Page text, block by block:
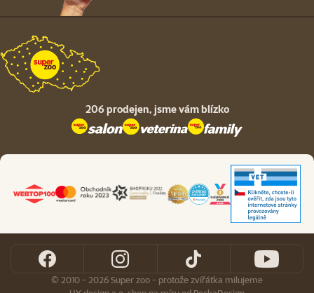
206 prodejen, jsme vám blízko
© 2010 - 2026 Super zoo - protože zvířátka milujeme